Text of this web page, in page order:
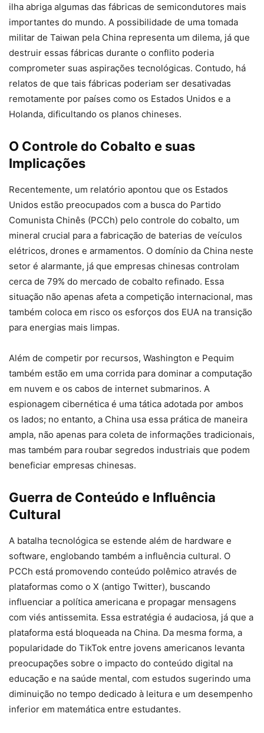
ilha abriga algumas das fábricas de semicondutores mais
importantes do mundo. A possibilidade de uma tomada
militar de Taiwan pela China representa um dilema, já que
destruir essas fábricas durante o conflito poderia
comprometer suas aspirações tecnológicas. Contudo, há
relatos de que tais fábricas poderiam ser desativadas
remotamente por países como os Estados Unidos e a
Holanda, dificultando os planos chineses.
O Controle do Cobalto e suas
Implicações
Recentemente, um relatório apontou que os Estados
Unidos estão preocupados com a busca do Partido
Comunista Chinês (PCCh) pelo controle do cobalto, um
mineral crucial para a fabricação de baterias de veículos
elétricos, drones e armamentos. O domínio da China neste
setor é alarmante, já que empresas chinesas controlam
cerca de 79% do mercado de cobalto refinado. Essa
situação não apenas afeta a competição internacional, mas
também coloca em risco os esforços dos EUA na transição
para energias mais limpas.
Além de competir por recursos, Washington e Pequim
também estão em uma corrida para dominar a computação
em nuvem e os cabos de internet submarinos. A
espionagem cibernética é uma tática adotada por ambos
os lados; no entanto, a China usa essa prática de maneira
ampla, não apenas para coleta de informações tradicionais,
mas também para roubar segredos industriais que podem
beneficiar empresas chinesas.
Guerra de Conteúdo e Influência
Cultural
A batalha tecnológica se estende além de hardware e
software, englobando também a influência cultural. O
PCCh está promovendo conteúdo polêmico através de
plataformas como o X (antigo Twitter), buscando
influenciar a política americana e propagar mensagens
com viés antissemita. Essa estratégia é audaciosa, já que a
plataforma está bloqueada na China. Da mesma forma, a
popularidade do TikTok entre jovens americanos levanta
preocupações sobre o impacto do conteúdo digital na
educação e na saúde mental, com estudos sugerindo uma
diminuição no tempo dedicado à leitura e um desempenho
inferior em matemática entre estudantes.